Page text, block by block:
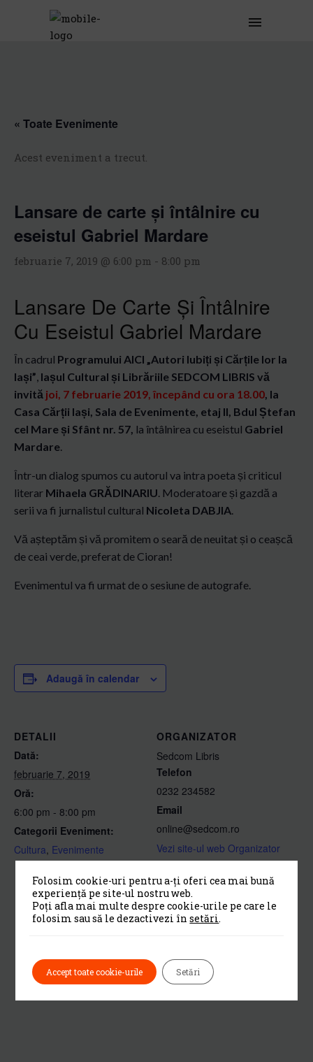
« Toate Evenimente
Acest eveniment a trecut.
Lansare de carte și întâlnire cu
eseistul Gabriel Mardare
februarie 7, 2019 @ 6:00 pm - 8:00 pm
Lansare De Carte Și Întâlnire
Cu Eseistul Gabriel Mardare
În cadrul Programului AICI „Autori Iubiți și Cărțile lor la
Iași”, Iașul Cultural și Librăriile SEDCOM LIBRIS vă
invită joi, 7 februarie 2019, începând cu ora 18.00, la
Casa Cărții Iași, Sala de Evenimente, etaj II, Bdul Ștefan
cel Mare și Sfânt nr. 57, la întâlnirea cu eseistul Gabriel
Mardare.
Într-un dialog spumos cu autorul va intra poeta și criticul
literar Mihaela GRĂDINARIU. Moderatoare și gazdă a
serii va fi jurnalistul cultural Nicoleta DABJIA.
Vă așteptăm și vă promitem o seară de neuitat și o ceașcă
de ceai verde, preferat de Cioran!
Evenimentul va fi urmat de o sesiune de autografe.
Adaugă în calendar
DETALII
Dată:
februarie 7, 2019
Oră:
6:00 pm - 8:00 pm
Categorii Eveniment:
Cultura, Evenimente
ORGANIZATOR
Sedcom Libris
Telefon
0232 234582
Email
online@sedcom.ro
Vezi site-ul web Organizator
Folosim cookie-uri pentru a-ți oferi cea mai bună
experiență pe site-ul nostru web.
Poți afla mai multe despre cookie-urile pe care le
folosim sau să le dezactivezi însetări.
Accept toate cookie-urile Setări